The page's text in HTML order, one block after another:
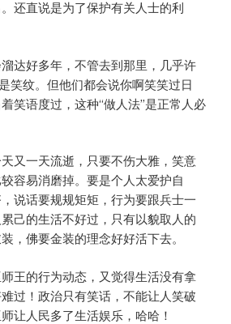
还直说是为了保护有关人士的利
达好多年，不管去到那里，几乎许
笑纹。但他们都会说你啊笑笑过日
笑语度过，这种“做人法”是正常人必
又一天流逝，只要不伤大雅，笑意
容易消磨掉。要是个人太爱护自
说话要规规矩矩，行为要跟兵士一
己的生活不好过，只有以貌取人的
，佛要金装的理念好好活下去。
王的行为动态，又觉得生活没有拿
过！政治只有笑话，不能让人笑破
让人民多了生活娱乐，哈哈！